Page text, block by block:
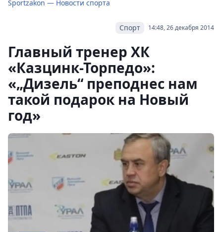
Sportzakon — Новости спорта
14:48, 26 декабря 2014
Спорт
Главный тренер ХК
«Казцинк-Торпедо»:
«„Дизель“ преподнес нам
такой подарок на Новый
год»